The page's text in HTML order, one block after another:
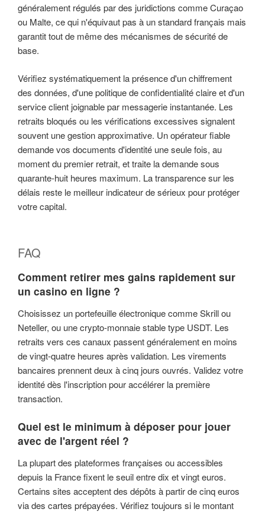
généralement régulés par des juridictions comme Curaçao
ou Malte, ce qui n'équivaut pas à un standard français mais
garantit tout de même des mécanismes de sécurité de
base.
Vérifiez systématiquement la présence d'un chiffrement
des données, d'une politique de confidentialité claire et d'un
service client joignable par messagerie instantanée. Les
retraits bloqués ou les vérifications excessives signalent
souvent une gestion approximative. Un opérateur fiable
demande vos documents d'identité une seule fois, au
moment du premier retrait, et traite la demande sous
quarante-huit heures maximum. La transparence sur les
délais reste le meilleur indicateur de sérieux pour protéger
votre capital.
FAQ
Comment retirer mes gains rapidement sur
un casino en ligne ?
Choisissez un portefeuille électronique comme Skrill ou
Neteller, ou une crypto-monnaie stable type USDT. Les
retraits vers ces canaux passent généralement en moins
de vingt-quatre heures après validation. Les virements
bancaires prennent deux à cinq jours ouvrés. Validez votre
identité dès l'inscription pour accélérer la première
transaction.
Quel est le minimum à déposer pour jouer
avec de l'argent réel ?
La plupart des plateformes françaises ou accessibles
depuis la France fixent le seuil entre dix et vingt euros.
Certains sites acceptent des dépôts à partir de cinq euros
via des cartes prépayées. Vérifiez toujours si le montant